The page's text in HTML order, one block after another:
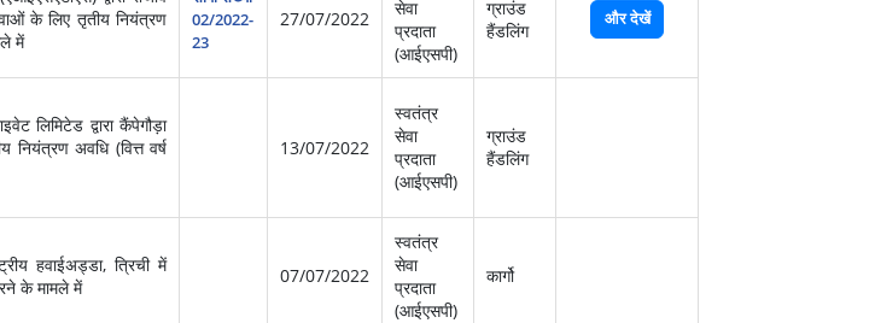
के लिए तृतीय नियंत्रण
में
02/2022-
23
27/07/2022
सेवा
प्रदाता
(आईएसपी)
ग्राउंड
हैंडलिंग
और देखें
लिमिटेड द्वारा कैंपेगौड़ा
अवधि (वित्त वर्ष
13/07/2022
स्‍वतंत्र
सेवा
प्रदाता
(आईएसपी)
ग्राउंड
हैंडलिंग
हवाईअड्डा, त्रिची में
के मामले में
07/07/2022
स्‍वतंत्र
सेवा
प्रदाता
(आईएसपी)
कार्गो